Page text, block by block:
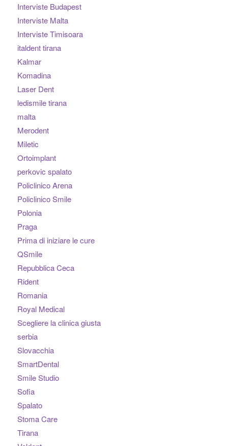
Interviste Budapest
Interviste Malta
Interviste Timisoara
italdent tirana
Kalmar
Komadina
Laser Dent
ledismile tirana
malta
Merodent
Miletic
Ortoimplant
perkovic spalato
Policlinico Arena
Policlinico Smile
Polonia
Praga
Prima di iniziare le cure
QSmile
Repubblica Ceca
Rident
Romania
Royal Medical
Scegliere la clinica giusta
serbia
Slovacchia
SmartDental
Smile Studio
Sofia
Spalato
Stoma Care
Tirana